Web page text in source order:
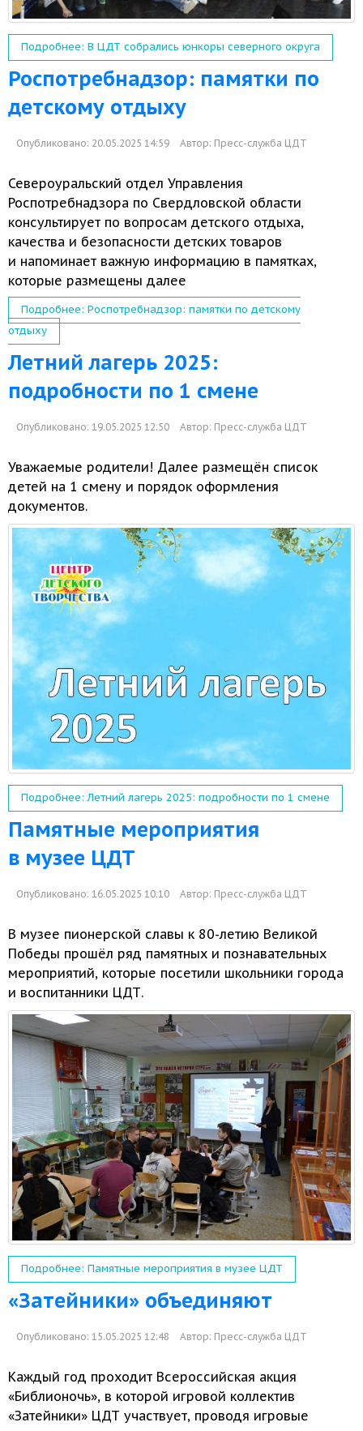
Подробнее: В ЦДТ собрались юнкоры северного округа
Роспотребнадзор: памятки по
детскому отдыху
Опубликовано: 20.05.2025 14:59 Автор: Пресс-служба ЦДТ
Североуральский отдел Управления
Роспотребнадзора по Свердловской области
консультирует по вопросам детского отдыха,
качества и безопасности детских товаров
и напоминает важную информацию в памятках,
которые размещены далее
Подробнее: Роспотребнадзор: памятки по детскому
отдыху
Летний лагерь 2025:
подробности по 1 смене
Опубликовано: 19.05.2025 12:50 Автор: Пресс-служба ЦДТ
Уважаемые родители! Далее размещён список
детей на 1 смену и порядок оформления
документов.
Подробнее: Летний лагерь 2025: подробности по 1 смене
Памятные мероприятия
в музее ЦДТ
Опубликовано: 16.05.2025 10:10 Автор: Пресс-служба ЦДТ
В музее пионерской славы к 80-летию Великой
Победы прошёл ряд памятных и познавательных
мероприятий, которые посетили школьники города
и воспитанники ЦДТ.
Подробнее: Памятные мероприятия в музее ЦДТ
«Затейники» объединяют
Опубликовано: 15.05.2025 12:48 Автор: Пресс-служба ЦДТ
Каждый год проходит Всероссийская акция
«Библионочь», в которой игровой коллектив
«Затейники» ЦДТ участвует, проводя игровые